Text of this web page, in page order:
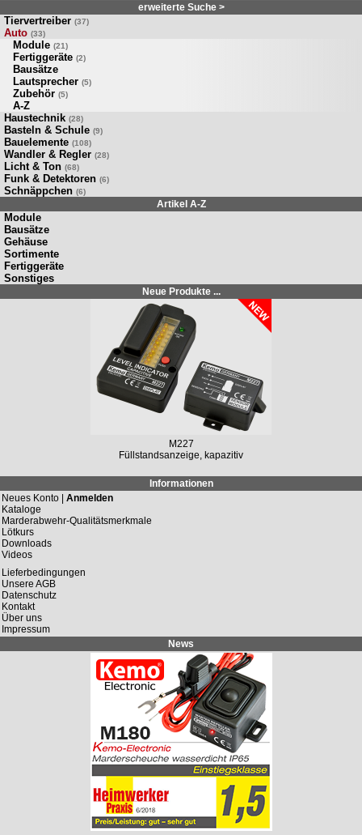
erweiterte Suche >
Tiervertreiber (37)
Auto (33)
Module (21)
Fertiggeräte (2)
Bausätze
Lautsprecher (5)
Zubehör (5)
A-Z
Haustechnik (28)
Basteln & Schule (9)
Bauelemente (108)
Wandler & Regler (28)
Licht & Ton (68)
Funk & Detektoren (6)
Schnäppchen (6)
Artikel A-Z
Module
Bausätze
Gehäuse
Sortimente
Fertiggeräte
Sonstiges
Neue Produkte ...
M227
Füllstandsanzeige, kapazitiv
Informationen
Neues Konto | Anmelden
Kataloge
Marderabwehr-Qualitätsmerkmale
Lötkurs
Downloads
Videos
Lieferbedingungen
Unsere AGB
Datenschutz
Kontakt
Über uns
Impressum
News